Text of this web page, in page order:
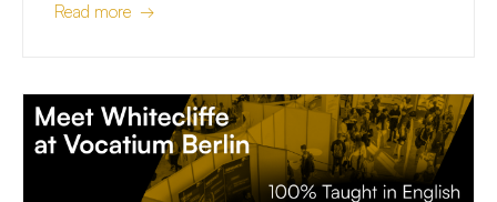
Read more →